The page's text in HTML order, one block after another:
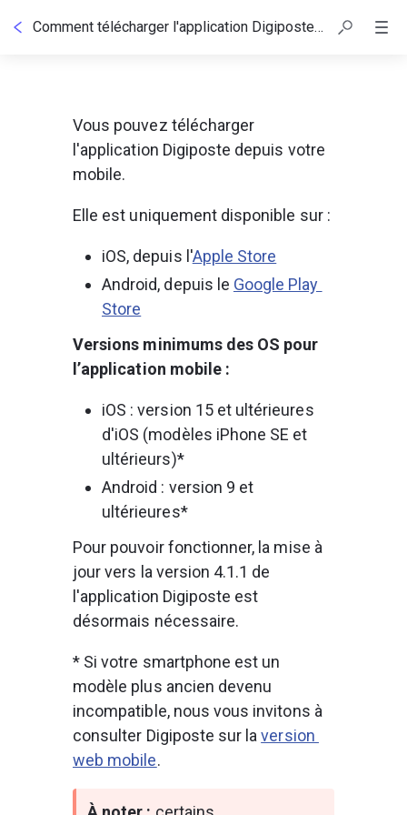
Comment télécharger l'application Digiposte ?
Vous pouvez télécharger
l'application Digiposte depuis votre
mobile.
Elle est uniquement disponible sur :
iOS, depuis l'Apple Store
Android, depuis le Google Play
Store
Versions minimums des OS pour
l’application mobile :
iOS : version 15 et ultérieures
d'iOS (modèles iPhone SE et
ultérieurs)*
Android : version 9 et
ultérieures*
Pour pouvoir fonctionner, la mise à
jour vers la version 4.1.1 de
l'application Digiposte est
désormais nécessaire.
* Si votre smartphone est un
modèle plus ancien devenu
incompatible, nous vous invitons à
consulter Digiposte sur la version
web mobile.